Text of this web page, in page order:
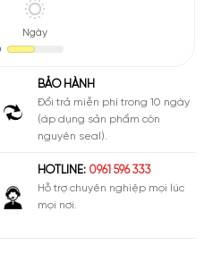
Ngày
BẢO HÀNH
Đổi trả miễn phí trong 10 ngày
(áp dụng sản phẩm còn
nguyên seal).
HOTLINE: 0961 596 333
Hỗ trợ chuyên nghiệp mọi lúc
mọi nơi.